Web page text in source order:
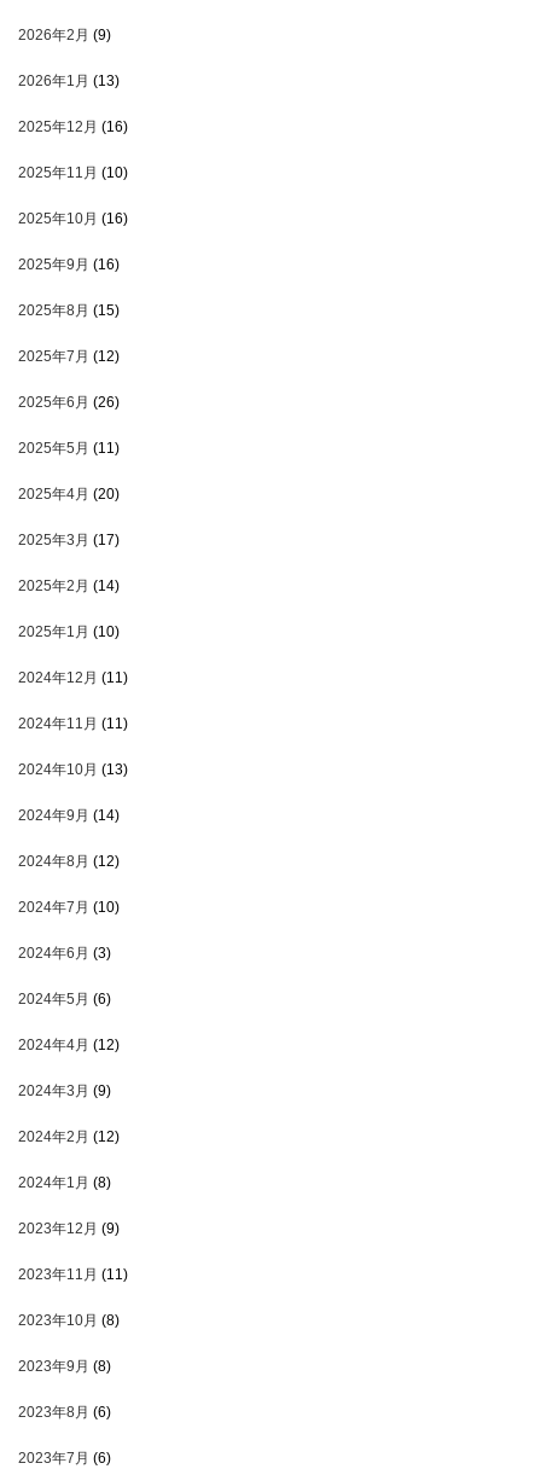
2026年2月 (9)
2026年1月 (13)
2025年12月 (16)
2025年11月 (10)
2025年10月 (16)
2025年9月 (16)
2025年8月 (15)
2025年7月 (12)
2025年6月 (26)
2025年5月 (11)
2025年4月 (20)
2025年3月 (17)
2025年2月 (14)
2025年1月 (10)
2024年12月 (11)
2024年11月 (11)
2024年10月 (13)
2024年9月 (14)
2024年8月 (12)
2024年7月 (10)
2024年6月 (3)
2024年5月 (6)
2024年4月 (12)
2024年3月 (9)
2024年2月 (12)
2024年1月 (8)
2023年12月 (9)
2023年11月 (11)
2023年10月 (8)
2023年9月 (8)
2023年8月 (6)
2023年7月 (6)